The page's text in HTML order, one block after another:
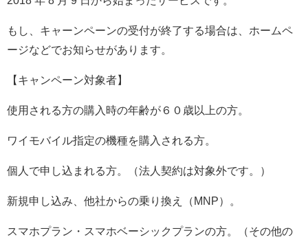
もし、キャーンペーンの受付が終了する場合は、ホームペ
ージなどでお知らせがあります。
【キャンペーン対象者】
使用される方の購入時の年齢が６０歳以上の方。
ワイモバイル指定の機種を購入される方。
個人で申し込まれる方。（法人契約は対象外です。）
新規申し込み、他社からの乗り換え（MNP）。
スマホプラン・スマホベーシックプランの方。（その他の